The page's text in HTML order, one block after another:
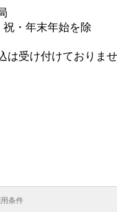
・年末年始を除
受け付けておりま
用条件